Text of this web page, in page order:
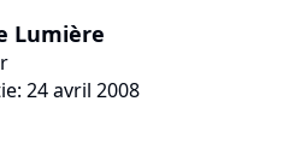
Lumière
24 avril 2008